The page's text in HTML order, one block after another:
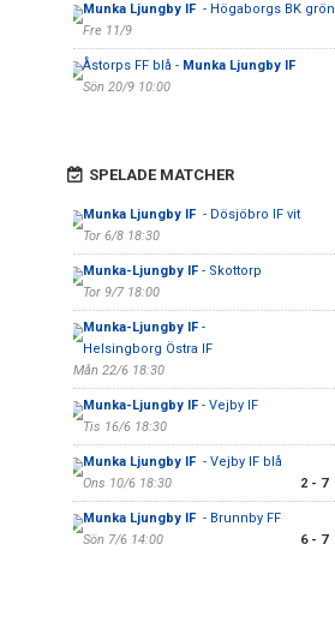
Munka Ljungby IF - Högaborgs BK grön
Fre 11/9
Åstorps FF blå - Munka Ljungby IF
Sön 20/9 10:00
SPELADE MATCHER
Munka Ljungby IF - Dösjöbro IF vit
Tor 6/8 18:30
Munka-Ljungby IF- Skottorp
Tor 9/7 18:00
Munka-Ljungby IF-
Helsingborg Östra IF
Mån 22/6 18:30
Munka-Ljungby IF- Vejby IF
Tis 16/6 18:30
Munka Ljungby IF - Vejby IF blå
Ons 10/6 18:30
2 - 7
Munka Ljungby IF - Brunnby FF
Sön 7/6 14:00
6 - 7